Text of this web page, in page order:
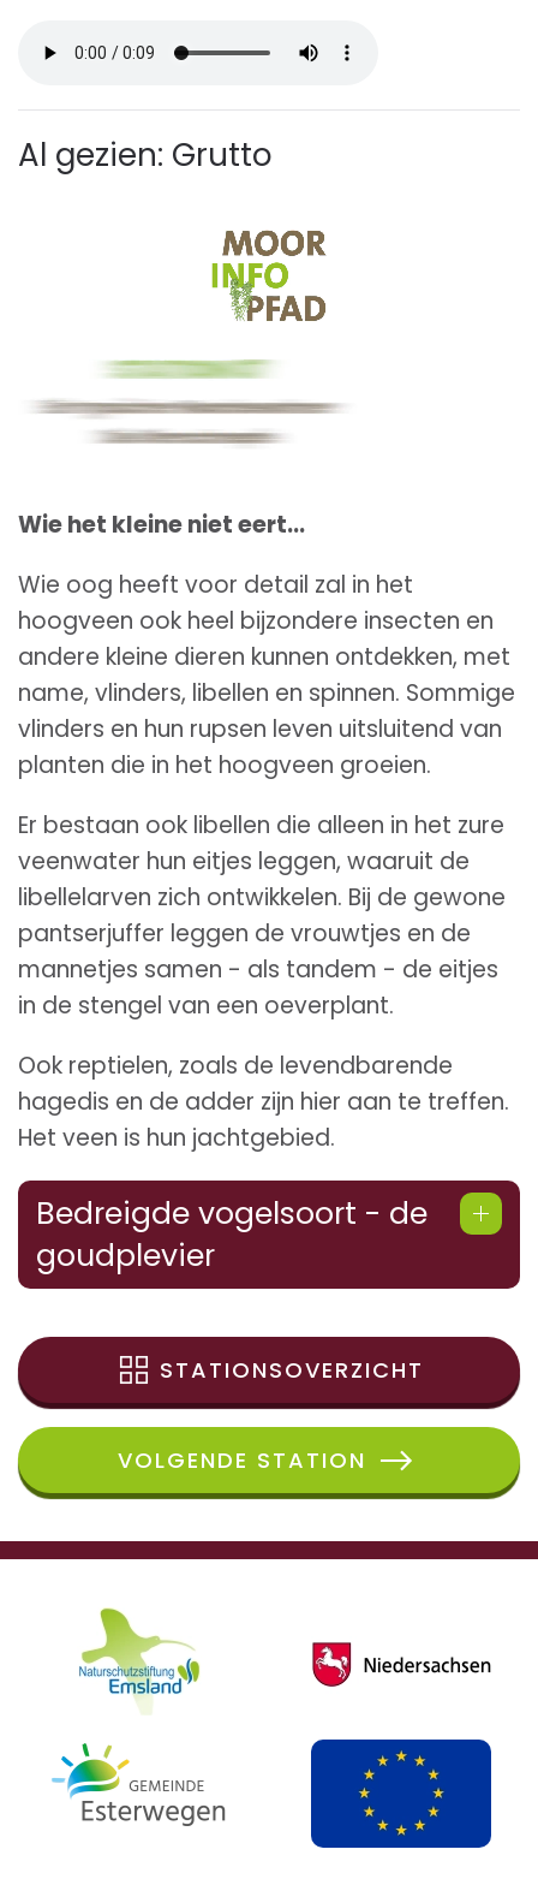
Al gezien: Grutto
Wie het kleine niet eert...
Wie oog heeft voor detail zal in het
hoogveen ook heel bijzondere insecten en
andere kleine dieren kunnen ontdekken, met
name, vlinders, libellen en spinnen. Sommige
vlinders en hun rupsen leven uitsluitend van
planten die in het hoogveen groeien.
Er bestaan ook libellen die alleen in het zure
veenwater hun eitjes leggen, waaruit de
libellelarven zich ontwikkelen. Bij de gewone
pantserjuffer leggen de vrouwtjes en de
mannetjes samen - als tandem - de eitjes
in de stengel van een oeverplant.
Ook reptielen, zoals de levendbarende
hagedis en de adder zijn hier aan te treffen.
Het veen is hun jachtgebied.
Bedreigde vogelsoort - de
goudplevier
STATIONSOVERZICHT
VOLGENDE STATION